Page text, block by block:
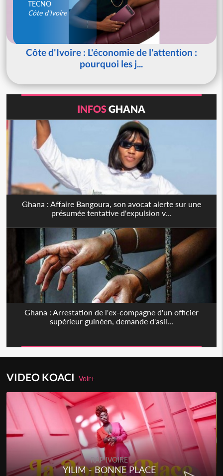
TECNO
Côte d'Ivoire
Côte d'Ivoire : L'économie de l'attention :
pourquoi les j...
INFOSGHANA
Ghana : Affaire Bangoura, son avocat alerte sur une
présumée tentative d'expulsion v...
Ghana : Arrestation de l'ex-compagne d'un officier
supérieur guinéen, demande d'asil...
VIDEO KOACIVoir+
RAP IVOIRE
YILIM - BONNE PLACE